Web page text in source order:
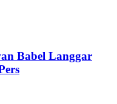
Babel Langgar